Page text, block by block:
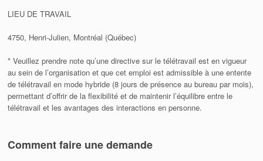
LIEU DE TRAVAIL
4750, Henri-Julien, Montréal (Québec)
* Veuillez prendre note qu’une directive sur le télétravail est en vigueur
au sein de l’organisation et que cet emploi est admissible à une entente
de télétravail en mode hybride (8 jours de présence au bureau par mois),
permettant d’offrir de la flexibilité et de maintenir l’équilibre entre le
télétravail et les avantages des interactions en personne.
Comment faire une demande